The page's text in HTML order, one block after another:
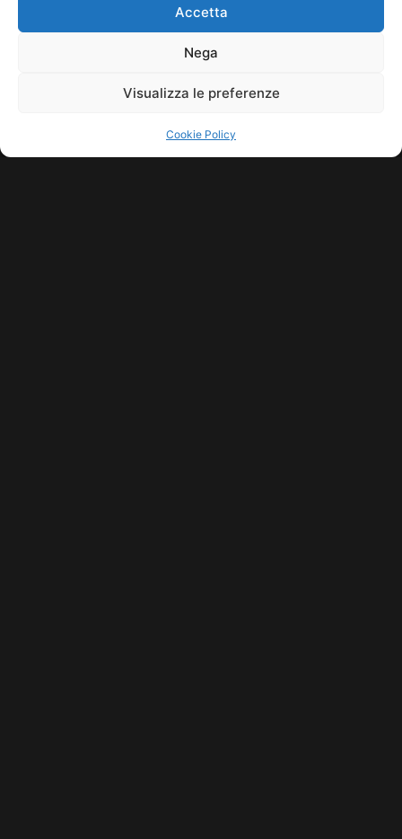
Accetta
Nega
Visualizza le preferenze
Cookie Policy